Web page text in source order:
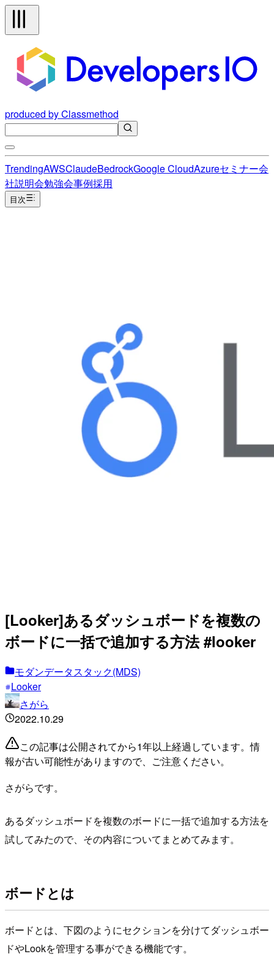
produced by Classmethod
TrendingAWSClaudeBedrockGoogle CloudAzureセミナー会
社説明会勉強会事例採用
目次
[Looker]あるダッシュボードを複数の
ボードに一括で追加する方法 #looker
モダンデータスタック(MDS)
Looker
さがら
2022.10.29
この記事は公開されてから1年以上経過しています。情
報が古い可能性がありますので、ご注意ください。
さがらです。
あるダッシュボードを複数のボードに一括で追加する方法を
試してみたので、その内容についてまとめてみます。
ボードとは
ボードとは、下図のようにセクションを分けてダッシュボー
ドやLookを管理する事ができる機能です。